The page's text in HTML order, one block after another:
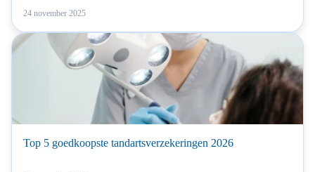
24 november 2025
Top 5 goedkoopste tandartsverzekeringen 2026